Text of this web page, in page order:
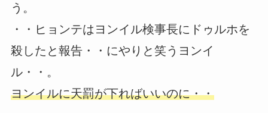
う。
・・ヒョンテはヨンイル検事長にドゥルホを
殺したと報告・・にやりと笑うヨンイ
ル・・。
ヨンイルに天罰が下ればいいのに・・